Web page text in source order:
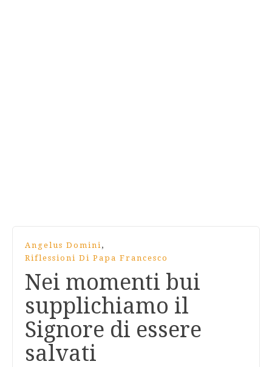
Angelus Domini,
Riflessioni Di Papa Francesco
Nei momenti bui
supplichiamo il
Signore di essere
salvati